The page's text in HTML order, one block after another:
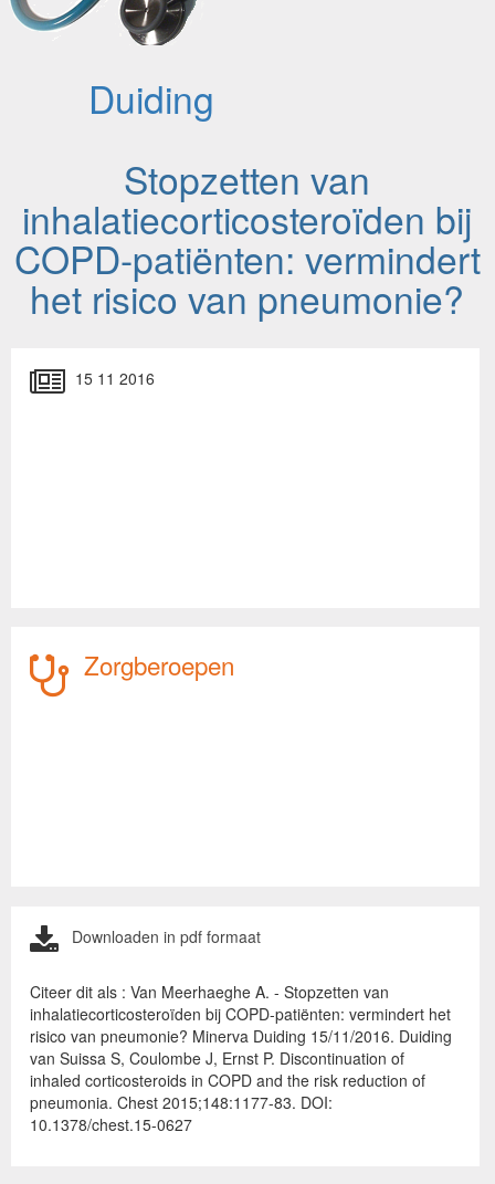
Duiding
Stopzetten van
inhalatiecorticosteroïden bij
COPD-patiënten: vermindert
het risico van pneumonie?
15 11 2016
Zorgberoepen
Downloaden in pdf formaat
Citeer dit als : Van Meerhaeghe A. - Stopzetten van
inhalatiecorticosteroïden bij COPD-patiënten: vermindert het
risico van pneumonie? Minerva Duiding 15/11/2016. Duiding
van Suissa S, Coulombe J, Ernst P. Discontinuation of
inhaled corticosteroids in COPD and the risk reduction of
pneumonia. Chest 2015;148:1177-83. DOI:
10.1378/chest.15-0627